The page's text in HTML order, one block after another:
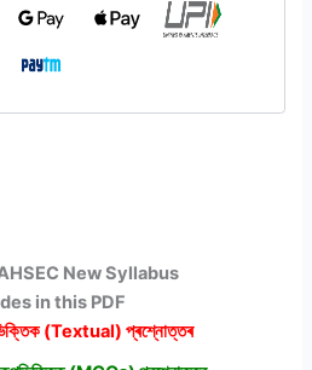
New Syllabus
in this PDF
(Textual) প্ৰশ্নোত্তৰ